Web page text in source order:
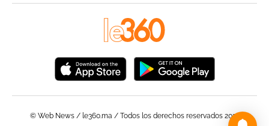
© Web News / le360.ma / Todos los derechos reservados 2023